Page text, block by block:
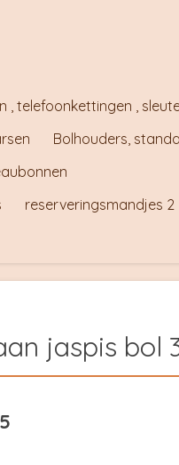
, telefoonkettingen ,
Bolhouders,
reserveringsmandjes 2
jaspis bol